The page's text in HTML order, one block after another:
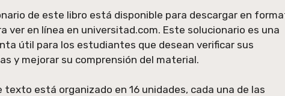
de este libro está disponible para descargar en
ver en línea en universitad.com. Este solucionario es una
útil para los estudiantes que desean verificar sus
y mejorar su comprensión del material.
texto está organizado en 16 unidades, cada una de las